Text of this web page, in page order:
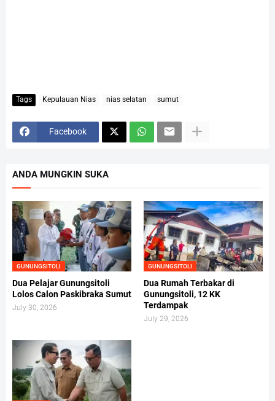
Tags Kepulauan Nias nias selatan sumut
Facebook
ANDA MUNGKIN SUKA
GUNUNGSITOLI
Dua Pelajar Gunungsitoli
Lolos Calon Paskibraka Sumut
July 30, 2026
GUNUNGSITOLI
Dua Rumah Terbakar di
Gunungsitoli, 12 KK
Terdampak
July 29, 2026